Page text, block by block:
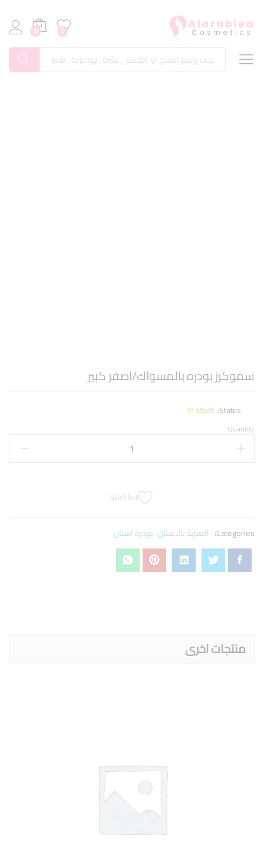
0
0
سموكرز بودره بالمسواك/اصفر كبير
Status:
In stock
Quantity:
Wishlist
Categories: العناية بالاسنان, بودرة اسنان
منتجات اخرى